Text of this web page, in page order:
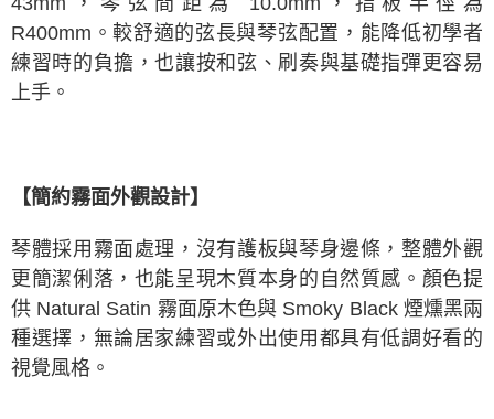
R400mm。較舒適的弦長與琴弦配置，能降低初學者
練習時的負擔，也讓按和弦、刷奏與基礎指彈更容易
上手。
【簡約霧面外觀設計】
琴體採用霧面處理，沒有護板與琴身邊條，整體外觀
更簡潔俐落，也能呈現木質本身的自然質感。顏色提
供 Natural Satin 霧面原木色與 Smoky Black 煙燻黑兩
種選擇，無論居家練習或外出使用都具有低調好看的
視覺風格。